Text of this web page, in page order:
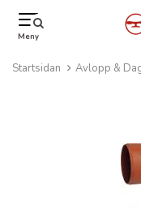
Meny
Startsidan Avlopp &